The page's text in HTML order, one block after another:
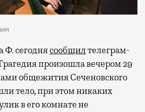
Ф. сегоднясообщилтелеграм-
произошла вечером 29
общежития Сеченовского
тело, при этом никаких
в его комнате не